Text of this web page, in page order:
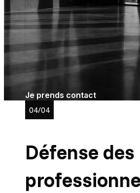
stratégique de leurs différends.
intervenons tant en phase
contentieuse, avec une parfaite
mécanismes d’assurance et de
civile . Notre objectif est
technique, structurée et
économiques de nos clients
Je prends contact
04/04
Défense des